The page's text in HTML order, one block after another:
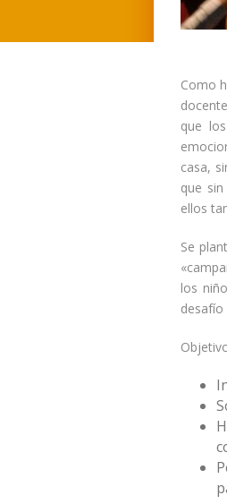
Como
que
casa,
que
ellos
Se
los
desafío